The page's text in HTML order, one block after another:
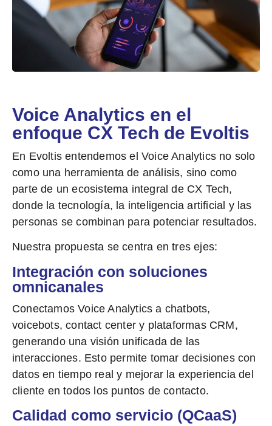
Voice Analytics en el
enfoque CX Tech de Evoltis
En Evoltis entendemos el Voice Analytics no solo
como una herramienta de análisis, sino como
parte de un ecosistema integral de CX Tech,
donde la tecnología, la inteligencia artificial y las
personas se combinan para potenciar resultados.
Nuestra propuesta se centra en tres ejes:
Integración con soluciones
omnicanales
Conectamos Voice Analytics a chatbots,
voicebots, contact center y plataformas CRM,
generando una visión unificada de las
interacciones. Esto permite tomar decisiones con
datos en tiempo real y mejorar la experiencia del
cliente en todos los puntos de contacto.
Calidad como servicio (QCaaS)